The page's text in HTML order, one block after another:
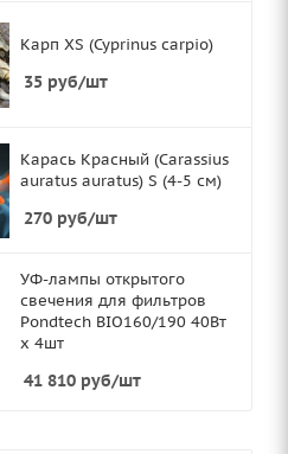
Карп XS (Cyprinus carpio)
35 руб/шт
Карась Красный (Carassius
auratus auratus) S (4-5 см)
270 руб/шт
УФ-лампы открытого
свечения для фильтров
Pondtech BIO160/190 40Вт
х 4шт
41 810 руб/шт